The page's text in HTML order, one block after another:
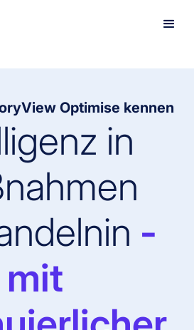
Optimise kennen
in
-
mit